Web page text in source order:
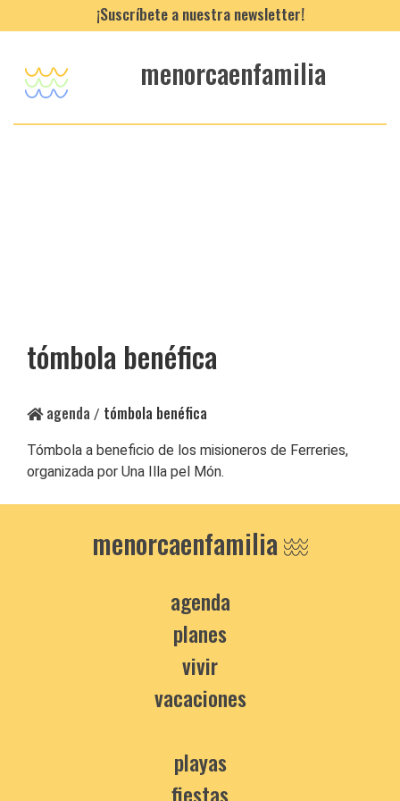
¡Suscríbete a nuestra newsletter!
menorcaenfamilia
tómbola benéfica
agenda / tómbola benéfica
Tómbola a beneficio de los misioneros de Ferreries,
organizada por Una Illa pel Món.
menorcaenfamilia
agenda
planes
vivir
vacaciones
playas
fiestas